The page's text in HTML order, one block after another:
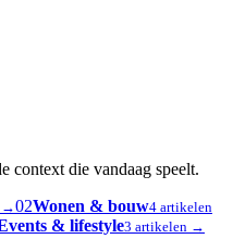
context die vandaag speelt.
→02Wonen & bouw4 artikelen
& lifestyle3 artikelen →